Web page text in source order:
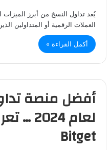
يُعد تداول النسخ من أبرز
العملات الرقمية أو المتداولين
أكمل القراءة »
أفضل منصة
لعام
Bitget